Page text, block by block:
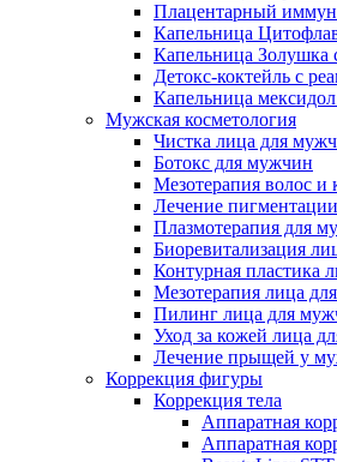
Плацентарный
Капельница
Капельница Золушка
Детокс-коктейль с
Капельница
Мужская косметология
Чистка лица для
Ботокс для мужчин
Мезотерапия волос и
Лечение пигментации
Плазмотерапия для
Биоревитализация
Контурная пластика
Мезотерапия лица
Пилинг лица для
Уход за кожей лица
Лечение прыщей у
Коррекция фигуры
Коррекция тела
Аппаратная
Аппаратная